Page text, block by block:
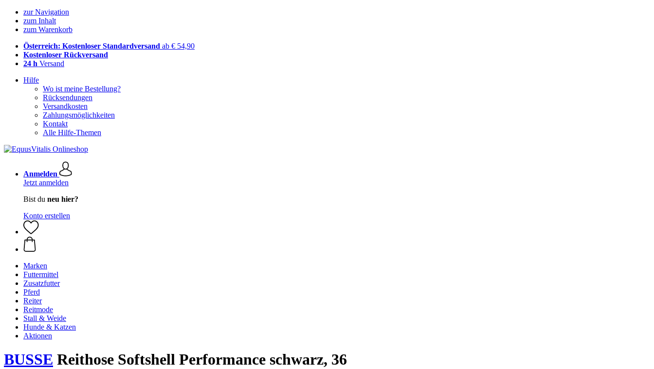
zur Navigation
zum Inhalt
zum Warenkorb
Österreich: Kostenloser Standardversand ab € 54,90
Kostenloser Rückversand
24 h Versand
Hilfe
Wo ist meine Bestellung?
Rücksendungen
Versandkosten
Zahlungsmöglichkeiten
Kontakt
Alle Hilfe-Themen
Anmelden
Jetzt anmelden
Bist du neu hier?
Konto erstellen
Marken
Futtermittel
Zusatzfutter
Pferd
Reiter
Reitmode
Stall & Weide
Hunde & Katzen
Aktionen
BUSSE Reithose Softshell Performance schwarz, 36